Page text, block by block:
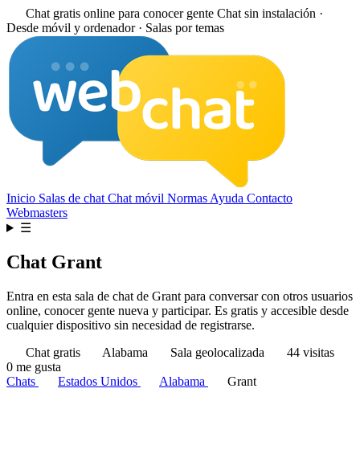
Chat gratis online para conocer gente Chat sin instalación ·
Desde móvil y ordenador · Salas por temas
Inicio Salas de chat Chat móvil Normas Ayuda Contacto
Webmasters
☰
Chat Grant
Entra en esta sala de chat de Grant para conversar con otros usuarios
online, conocer gente nueva y participar. Es gratis y accesible desde
cualquier dispositivo sin necesidad de registrarse.
Chat gratis
Alabama Sala geolocalizada
44 visitas
0 me gusta
Chats
Estados Unidos Alabama Grant